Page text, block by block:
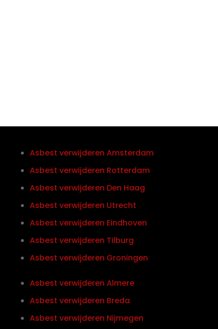
Asbest verwijderen Amsterdam
Asbest verwijderen Rotterdam
Asbest verwijderen Den Haag
Asbest verwijderen Utrecht
Asbest verwijderen Eindhoven
Asbest verwijderen Tilburg
Asbest verwijderen Groningen
Asbest verwijderen Almere
Asbest verwijderen Breda
Asbest verwijderen Nijmegen